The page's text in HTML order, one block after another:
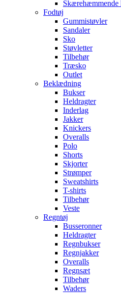
Skærehæmmende
Fodtøj
Gummistøvler
Sandaler
Sko
Støvletter
Tilbehør
Træsko
Outlet
Beklædning
Bukser
Heldragter
Inderlag
Jakker
Knickers
Overalls
Polo
Shorts
Skjorter
Strømper
Sweatshirts
T-shirts
Tilbehør
Veste
Regntøj
Busseronner
Heldragter
Regnbukser
Regnjakker
Overalls
Regnsæt
Tilbehør
Waders